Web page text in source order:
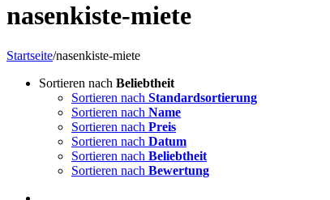
nasenkiste-miete
Startseite/nasenkiste-miete
Sortieren nach Beliebtheit
Sortieren nach Standardsortierung
Sortieren nach Name
Sortieren nach Preis
Sortieren nach Datum
Sortieren nach Beliebtheit
Sortieren nach Bewertung